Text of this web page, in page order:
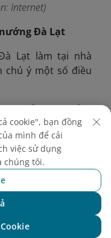
Internet)
Đà Lạt
Lạt làm tại nhà
chú ý một số điều
trì lửa vừa phải,
loại nhân khác
khô, thịt lợn, thịt
nành ăn cùng
“combo ăn vặt”
cookie", bạn đồng
mình để cải
việc sử dụng
chúng tôi.